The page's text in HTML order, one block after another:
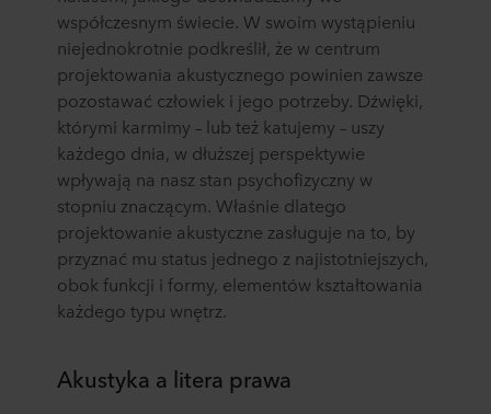
współczesnym świecie. W swoim wystąpieniu
niejednokrotnie podkreślił, że w centrum
projektowania akustycznego powinien zawsze
pozostawać człowiek i jego potrzeby. Dźwięki,
którymi karmimy – lub też katujemy – uszy
każdego dnia, w dłuższej perspektywie
wpływają na nasz stan psychofizyczny w
stopniu znaczącym. Właśnie dlatego
projektowanie akustyczne zasługuje na to, by
przyznać mu status jednego z najistotniejszych,
obok funkcji i formy, elementów kształtowania
każdego typu wnętrz.
Akustyka a litera prawa